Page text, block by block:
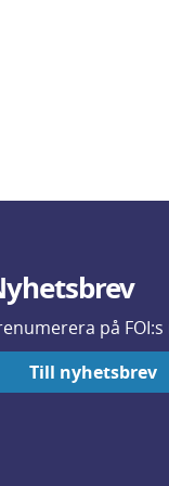
på
Till nyhetsbrev